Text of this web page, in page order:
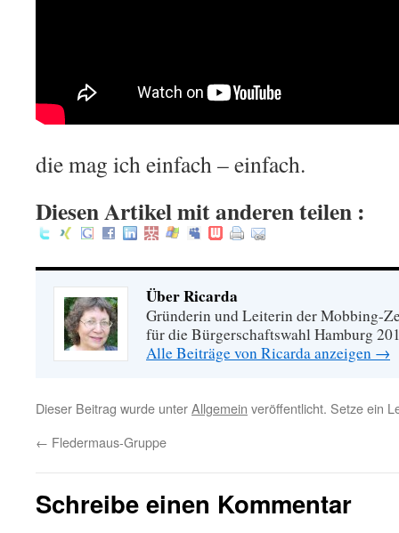
die mag ich einfach – einfach.
Diesen Artikel mit anderen teilen :
Über Ricarda
Gründerin und Leiterin der Mobbing-
für die Bürgerschaftswahl Hamburg
Alle Beiträge von Ricarda anzeigen →
Dieser Beitrag wurde unterAllgemein veröffentlicht. Setze ein
← Fledermaus-Gruppe
Schreibe einen Kommentar